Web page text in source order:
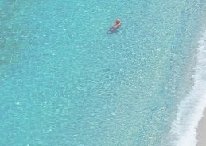
22. - 29. augusts
lidojums, bagāža, transfērs, viesnīca
ar brokastīm
CORFU IMPERIAL A
KOMMENO PENINSULA 5★ DELUXE
2 805 €